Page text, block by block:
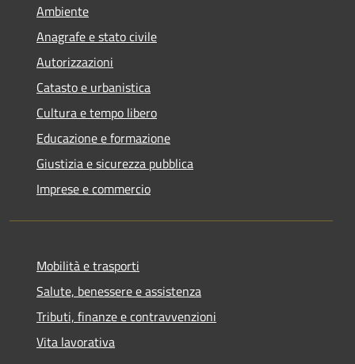
Ambiente
Anagrafe e stato civile
Autorizzazioni
Catasto e urbanistica
Cultura e tempo libero
Educazione e formazione
Giustizia e sicurezza pubblica
Imprese e commercio
Mobilità e trasporti
Salute, benessere e assistenza
Tributi, finanze e contravvenzioni
Vita lavorativa